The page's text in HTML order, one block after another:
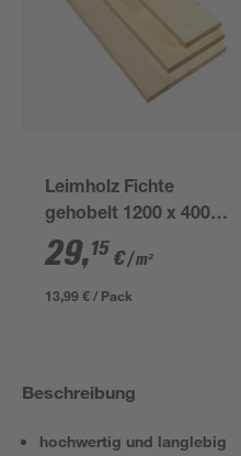
Leimholz Fichte
gehobelt 1200 x 400 x
16 mm
29,15 €/ m²
13,99 € / Pack
Beschreibung
hochwertig und langlebig